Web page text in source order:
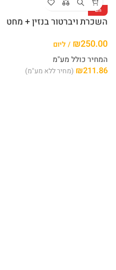
חם
השכרת ויברטור בנזין + מחט
₪250.00 / ליום
המחיר כולל מע"מ
₪211.86 (מחיר ללא מע"מ)